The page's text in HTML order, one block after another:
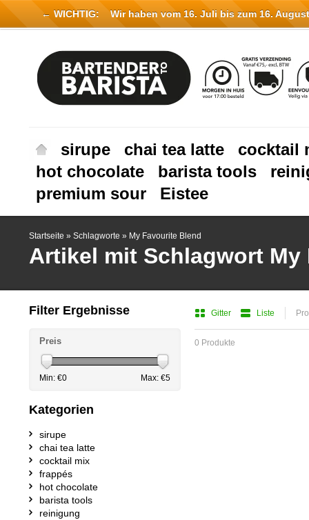
sirupe chai tea latte
cocktail
hot chocolate
barista tools
premium sour
Eistee
Startseite » Schlagworte » My Favourite Blend
Artikel mit Schlagwort My
Gitter Liste
0 Produkte
Filter Ergebnisse
Preis
Min: €0 Max: €5
Kategorien
sirupe
chai tea latte
cocktail mix
frappés
hot chocolate
barista tools
reinigung
← WICHTIG: Wir haben vom 16. Juli bis zum 16.